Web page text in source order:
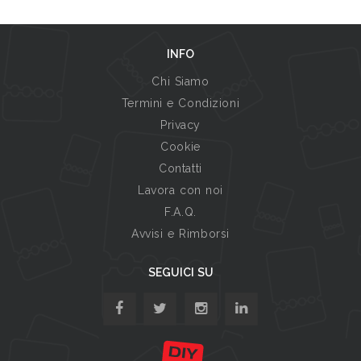
INFO
Chi Siamo
Termini e Condizioni
Privacy
Cookie
Contatti
Lavora con noi
F.A.Q.
Avvisi e Rimborsi
SEGUICI SU